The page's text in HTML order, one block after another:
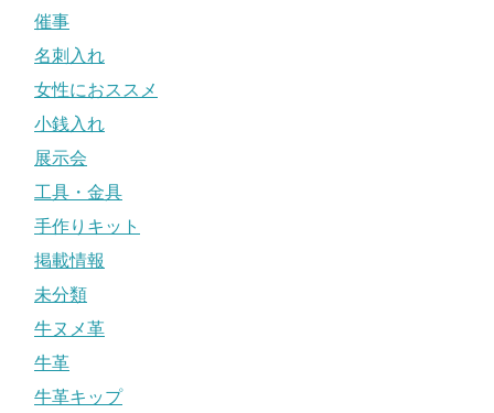
催事
名刺入れ
女性におススメ
小銭入れ
展示会
工具・金具
手作りキット
掲載情報
未分類
牛ヌメ革
牛革
牛革キップ